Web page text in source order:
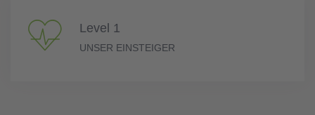
Level 1
UNSER EINSTEIGER